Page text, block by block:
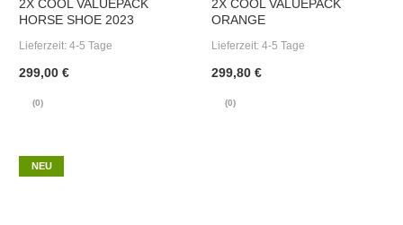
2X COOL VALUEPACK
HORSE SHOE 2023
Lieferzeit: 4-5 Tage
299,00 €
(0)
2X COOL VALUEPACK
ORANGE
Lieferzeit: 4-5 Tage
299,80 €
(0)
NEU